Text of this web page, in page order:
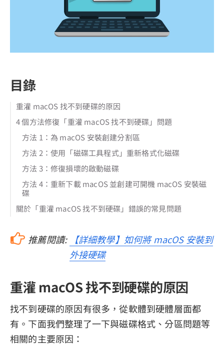
目錄
重灌 macOS 找不到硬碟的原因
4 個方法修復「重灌 macOS 找不到硬碟」問題
方法 1：為 macOS 安裝創建分割區
方法 2：使用「磁碟工具程式」重新格式化磁碟
方法 3：修復損壞的啟動磁碟
方法 4：重新下載 macOS 並創建可開機 macOS 安裝磁
碟
關於「重灌 macOS 找不到硬碟」錯誤的常見問題
推薦閱讀:
【詳細教學】如何將 macOS 安裝到
外接硬碟
重灌 macOS 找不到硬碟的原因
找不到硬碟的原因有很多，從軟體到硬體層面都
有。下面我們整理了一下與磁碟格式、分區問題等
相關的主要原因：